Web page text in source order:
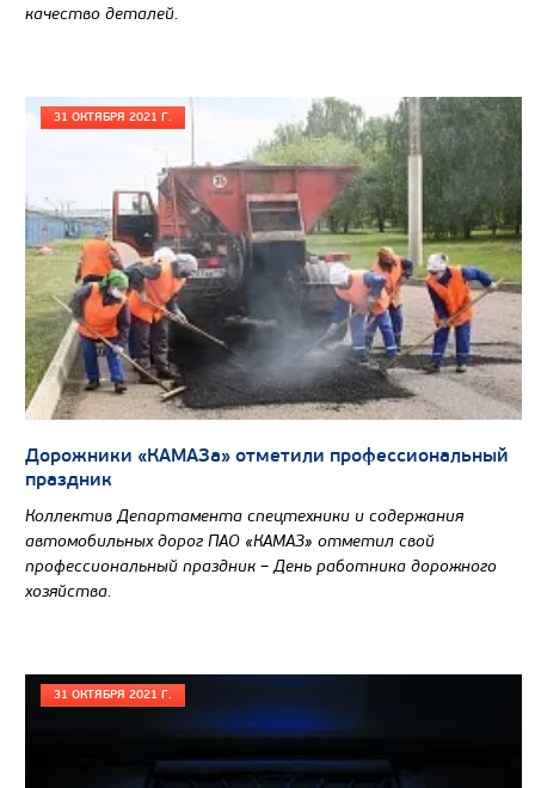
качество деталей.
31 ОКТЯБРЯ 2021 Г.
Дорожники «КАМАЗа» отметили профессиональный
праздник
Коллектив Департамента спецтехники и содержания
автомобильных дорог ПАО «КАМАЗ» отметил свой
профессиональный праздник – День работника дорожного
хозяйства.
31 ОКТЯБРЯ 2021 Г.